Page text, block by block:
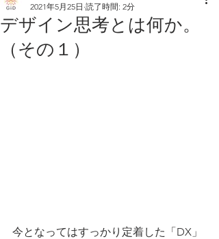
デザイン思考とは何か。
（その１）
2021年5月25日 読了時間: 2分
今となってはすっかり定着した「DX」